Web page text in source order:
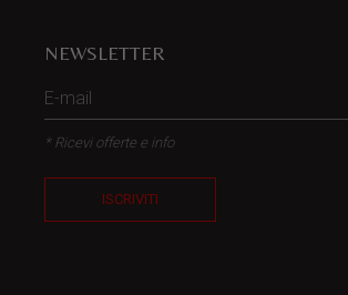
NEWSLETTER
* Ricevi offerte e info
ISCRIVITI